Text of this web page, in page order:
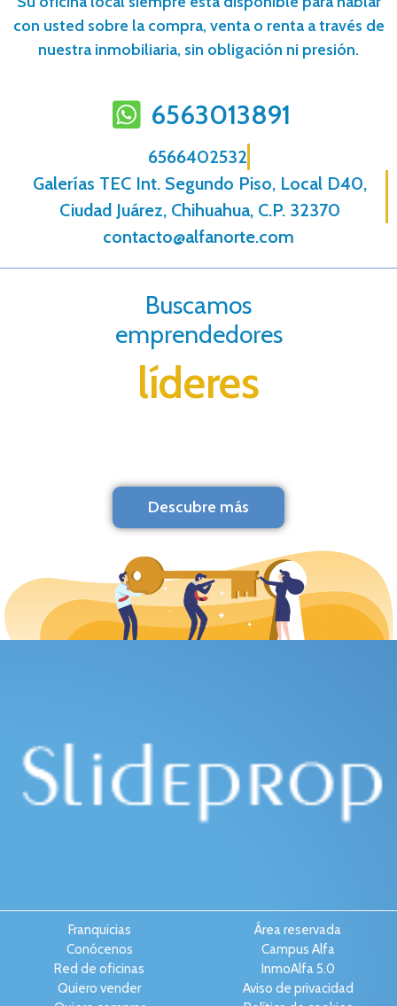
con usted sobre la compra, venta o renta a través de
nuestra inmobiliaria, sin obligación ni presión.
6563013891
6566402532
Galerías TEC Int. Segundo Piso, Local D40,
Ciudad Juárez, Chihuahua, C.P. 32370
contacto@alfanorte.com
Buscamos
emprendedores
líderes
Descubre más
Franquicias
Conócenos
Red de oficinas
Quiero vender
Área reservada
Campus Alfa
InmoAlfa 5.0
Aviso de privacidad